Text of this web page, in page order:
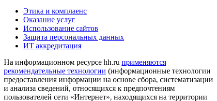
Этика и комплаенс
Оказание услуг
Использование сайтов
Защита персональных данных
ИТ аккредитация
На информационном ресурсе hh.ru применяются
рекомендательные технологии (информационные технологии
предоставления информации на основе сбора, систематизации
и анализа сведений, относящихся к предпочтениям
пользователей сети «Интернет», находящихся на территории